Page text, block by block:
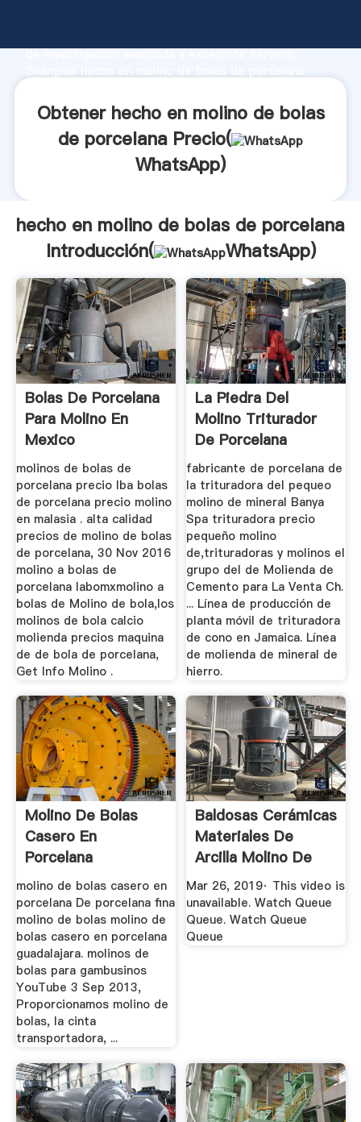
de investigación avanzada y excelente servicio,
clientes.
Obtener hecho en molino de bolas
de porcelana Precio(
WhatsApp)
hecho en molino de bolas de porcelana
Introducción(
WhatsApp)
Bolas De Porcelana
Para Molino En
Mexico
molinos de bolas de
porcelana precio lba bolas
de porcelana precio molino
en malasia . alta calidad
precios de molino de bolas
de porcelana, 30 Nov 2016
molino a bolas de
porcelana labomxmolino a
bolas de Molino de bola,los
molinos de bola calcio
molienda precios maquina
de de bola de porcelana,
Get Info Molino .
La Piedra Del
Molino Triturador
De Porcelana
fabricante de porcelana de
la trituradora del pequeo
molino de mineral Banya
Spa trituradora precio
pequeño molino
de,trituradoras y molinos el
grupo del de Molienda de
Cemento para La Venta Ch.
... Línea de producción de
planta móvil de trituradora
de cono en Jamaica. Línea
de molienda de mineral de
hierro.
Molino De Bolas
Casero En
Porcelana
molino de bolas casero en
porcelana De porcelana fina
molino de bolas molino de
bolas casero en porcelana
guadalajara. molinos de
bolas para gambusinos
YouTube 3 Sep 2013,
Proporcionamos molino de
bolas, la cinta
transportadora, ...
Baldosas Cerámicas
Materiales De
Arcilla Molino De
Bolas ...
Mar 26, 2019· This video is
unavailable. Watch Queue
Queue. Watch Queue
Queue